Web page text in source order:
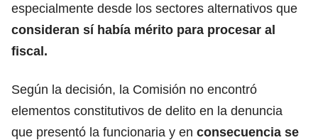
especialmente desde los sectores alternativos que
consideran sí había mérito para procesar al
fiscal.
Según la decisión, la Comisión no encontró
elementos constitutivos de delito en la denuncia
que presentó la funcionaria y en consecuencia se